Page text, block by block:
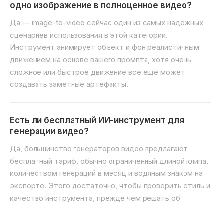
одно изображение в полноценное видео?
Да — image-to-video сейчас один из самых надёжных
сценариев использования в этой категории.
Инструмент анимирует объект и фон реалистичным
движением на основе вашего промпта, хотя очень
сложное или быстрое движение всё ещё может
создавать заметные артефакты.
Есть ли бесплатный ИИ-инструмент для
генерации видео?
Да, большинство генераторов видео предлагают
бесплатный тариф, обычно ограниченный длиной клипа,
количеством генераций в месяц и водяным знаком на
экспорте. Этого достаточно, чтобы проверить стиль и
качество инструмента, прежде чем решать об